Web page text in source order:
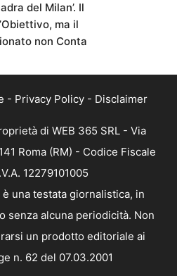
del Milan’. Il
ma il
non Conta
- Privacy Policy - Disclaimer
di WEB 365 SRL - Via
Roma (RM) - Codice Fiscale
12279101005
una testata giornalistica, in
senza alcuna periodicità. Non
un prodotto editoriale ai
n. 62 del 07.03.2001